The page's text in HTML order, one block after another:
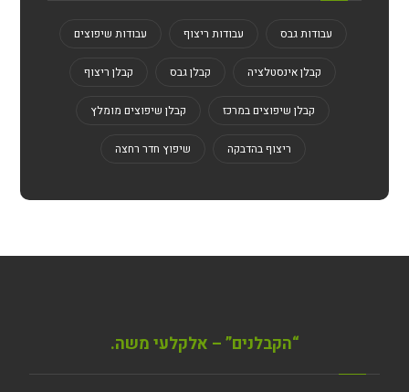
עבודות גבס עבודות ריצוף עבודות שיפוצים
קבלן אינסטלציה קבלן גבס קבלן ריצוף
קבלן שיפוצים במרכז קבלן שיפוצים מומלץ
ריצוף בהדבקה שיפוץ חדר רחצה
“הקבלנים” – אלקלעי משה.